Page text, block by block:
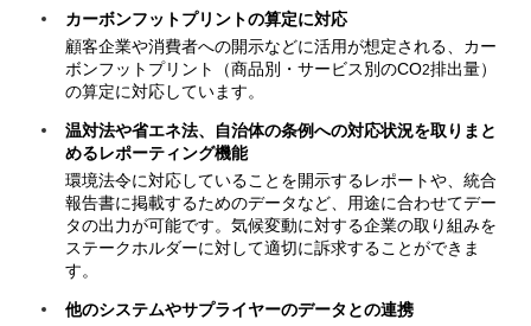
カーボンフットプリントの算定に対応
顧客企業や消費者への開示などに活用が想定される、カー
ボンフットプリント（商品別・サービス別のCO2排出量）
の算定に対応しています。
温対法や省エネ法、自治体の条例への対応状況を取りまと
めるレポーティング機能
環境法令に対応していることを開示するレポートや、統合
報告書に掲載するためのデータなど、用途に合わせてデー
タの出力が可能です。気候変動に対する企業の取り組みを
ステークホルダーに対して適切に訴求することができま
す。
他のシステムやサプライヤーのデータとの連携